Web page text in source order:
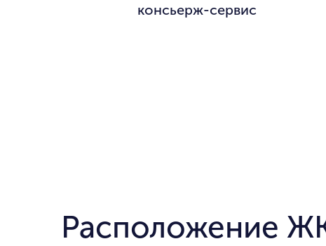
консьерж-сервис
Расположение